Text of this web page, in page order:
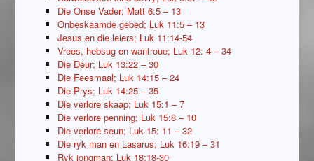
Die Onse Vader; Matt 6:5 – 13
Onbeskaamde gebed; Luk 11:5 – 13
Jesus en die leiers; Luk 11:14-54
Vrees, hebsug en wantroue; Luk 12: 4 – 34
Die Deur; Luk 13:22 – 30
Die Feesmaal; Luk 14:15 – 24
Die Prys; Luk 14:25 – 35
Die verlore skaap; Luk 15:1 – 7
Die verlore penning; Luk 15:8 – 10
Die verlore seun; Luk 15: 11 – 32
Die ryk man en Lasarus; Luk 16:19 – 31
Ryk jongman; Luk 18:18-30